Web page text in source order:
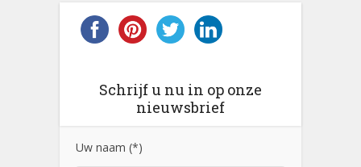
Schrijf u nu in op onze
nieuwsbrief
Uw naam (*)